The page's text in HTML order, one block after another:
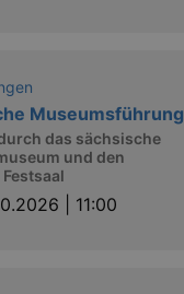
Museumsführung
das sächsische
und den
| 11:00